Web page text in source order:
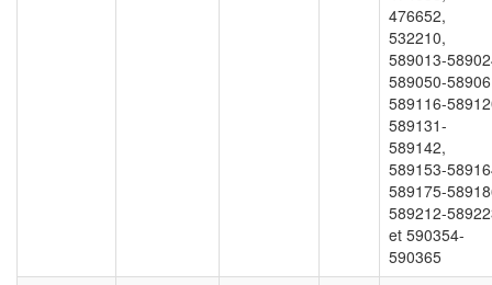
476652,
532210,
589013-
589050-
589116-
589131-
589142,
589153-
589175-
589212-
et 590354-
590365